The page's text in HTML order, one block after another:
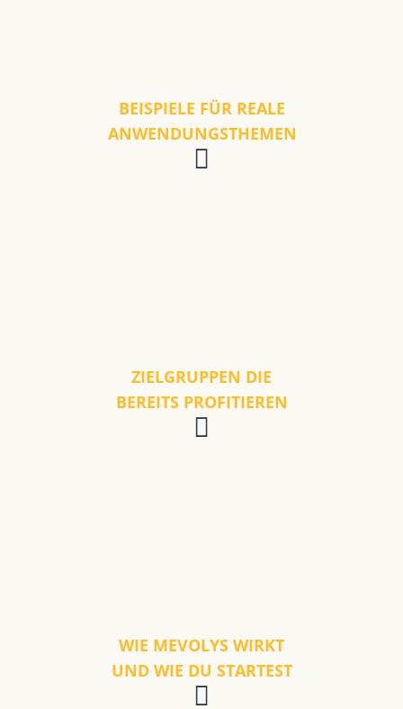
BEISPIELE FÜR REALE
ANWENDUNGSTHEMEN
ZIELGRUPPEN DIE
BEREITS PROFITIEREN
WIE MEVOLYS WIRKT
UND WIE DU STARTEST